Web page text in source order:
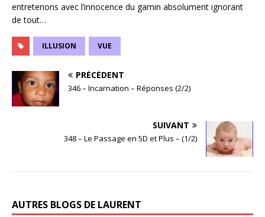
entretenons avec l’innocence du gamin absolument ignorant
de tout…
ILLUSION VUE
PRÉCÉDENT
346 – Incarnation – Réponses (2/2)
SUIVANT
348 – Le Passage en 5D et Plus – (1/2)
AUTRES BLOGS DE LAURENT